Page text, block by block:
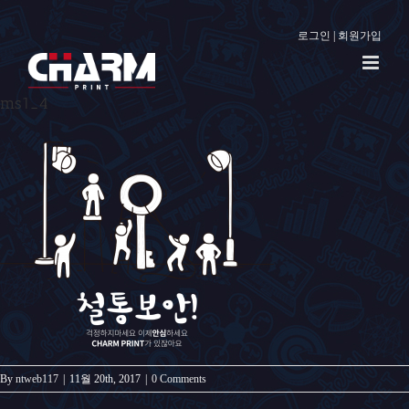
로그인 회원가입
ms1_4
By ntweb117 11월 20th, 2017 0 Comments